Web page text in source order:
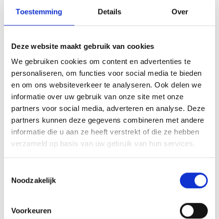
Toestemming Details Over
Deze website maakt gebruik van cookies
We gebruiken cookies om content en advertenties te
personaliseren, om functies voor social media te bieden
en om ons websiteverkeer te analyseren. Ook delen we
informatie over uw gebruik van onze site met onze
partners voor social media, adverteren en analyse. Deze
partners kunnen deze gegevens combineren met andere
informatie die u aan ze heeft verstrekt of die ze hebben
verzameld op basis van uw gebruik van hun services.
Noodzakelijk
Voorkeuren
‘Dit jaar hebben wij vanuit het
Kenniscentrum onderzoek gedaan naar
hoe je nieuwe partners in samengestelde
gezinnen op een preventieve manier kan
informeren en bewust kan maken van de
uitdagingen in een nieuwe relatie. Het
resultaat hiervan is een gesprekswaaier
voor nieuwe partners in samengestelde
gezinnen. In de gesprekswaaier vind je
informatie en opdrachten die je samen als
nieuwe partners kunt doen. Wij hopen dat
nieuwe partners de opdrachten met plezier
samen uitwerken en zo goede afspraken
met elkaar maken over allerlei thema’s